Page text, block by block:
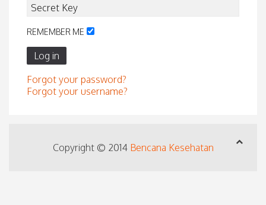
REMEMBER ME
Log in
Forgot your password?
Forgot your username?
Copyright © 2014 Bencana Kesehatan